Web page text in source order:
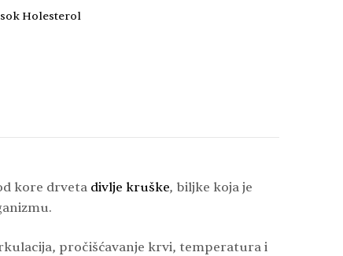
Holesterol
kore drveta divlje kruške, biljke koja je
pročišćavanje krvi, temperatura i